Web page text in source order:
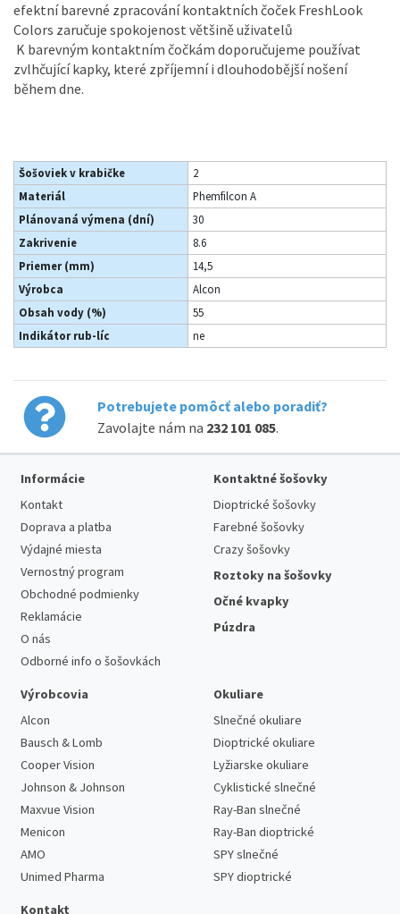
efektní barevné zpracování kontaktních čoček FreshLook
Colors zaručuje spokojenost většině uživatelů
K barevným kontaktním čočkám doporučujeme používat
zvlhčující kapky, které zpříjemní i dlouhodobější nošení
během dne.
Šošoviek v krabičke
2
Materiál
Phemfilcon A
Plánovaná výmena (dní)
30
Zakrivenie
8.6
Priemer (mm)
14,5
Výrobca
Alcon
Obsah vody (%)
55
Indikátor rub-líc
ne
Potrebujete pomôcť alebo poradiť?
Zavolajte nám na 232 101 085.
Informácie
Kontakt
Doprava a platba
Výdajné miesta
Vernostný program
Obchodné podmienky
Reklamácie
O nás
Odborné info o šošovkách
Kontaktné šošovky
Dioptrické šošovky
Farebné šošovky
Crazy šošovky
Roztoky na šošovky
Očné kvapky
Púzdra
Výrobcovia
Alcon
Bausch & Lomb
Cooper Vision
Johnson & Johnson
Maxvue Vision
Menicon
AMO
Unimed Pharma
Okuliare
Slnečné okuliare
Dioptrické okuliare
Lyžiarske okuliare
Cyklistické slnečné
Ray-Ban slnečné
Ray-Ban dioptrické
SPY slnečné
SPY dioptrické
Kontakt